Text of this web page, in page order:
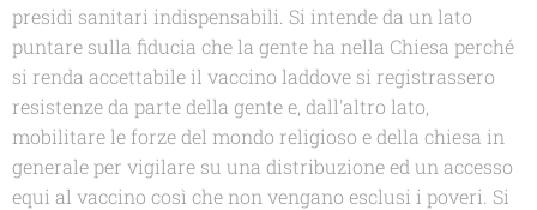
presidi sanitari indispensabili. Si intende da un lato
puntare sulla fiducia che la gente ha nella Chiesa perché
si renda accettabile il vaccino laddove si registrassero
resistenze da parte della gente e, dall'altro lato,
mobilitare le forze del mondo religioso e della chiesa in
generale per vigilare su una distribuzione ed un accesso
equi al vaccino così che non vengano esclusi i poveri. Si